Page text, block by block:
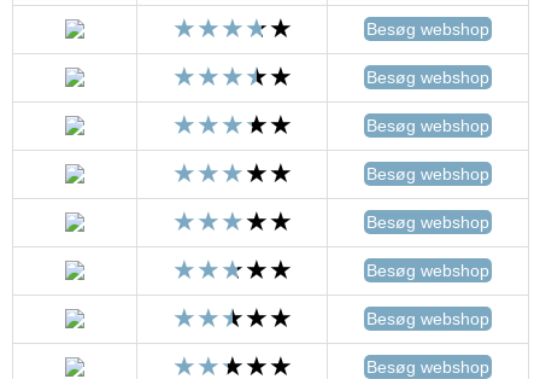
Besøg webshop
Besøg webshop
Besøg webshop
Besøg webshop
Besøg webshop
Besøg webshop
Besøg webshop
Besøg webshop